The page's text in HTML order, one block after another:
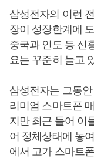
삼성전자의 이런
장이 성장한계에
중국과 인도 등 신
요는 꾸준히 늘고
삼성전자는 그동
리미엄 스마트폰
지만 최근 들어 이
어 정체상태에 놓
에서 고가 스마트